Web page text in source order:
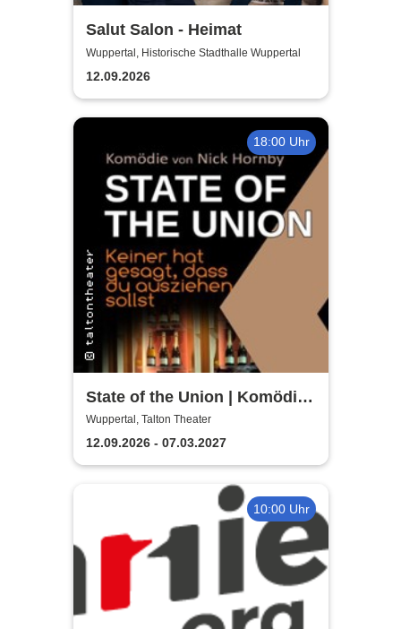
Salut Salon - Heimat
Wuppertal, Historische Stadthalle Wuppertal
12.09.2026
18:00 Uhr
State of the Union | Komödie
von Nick Hornby
Wuppertal, Talton Theater
12.09.2026 - 07.03.2027
10:00 Uhr